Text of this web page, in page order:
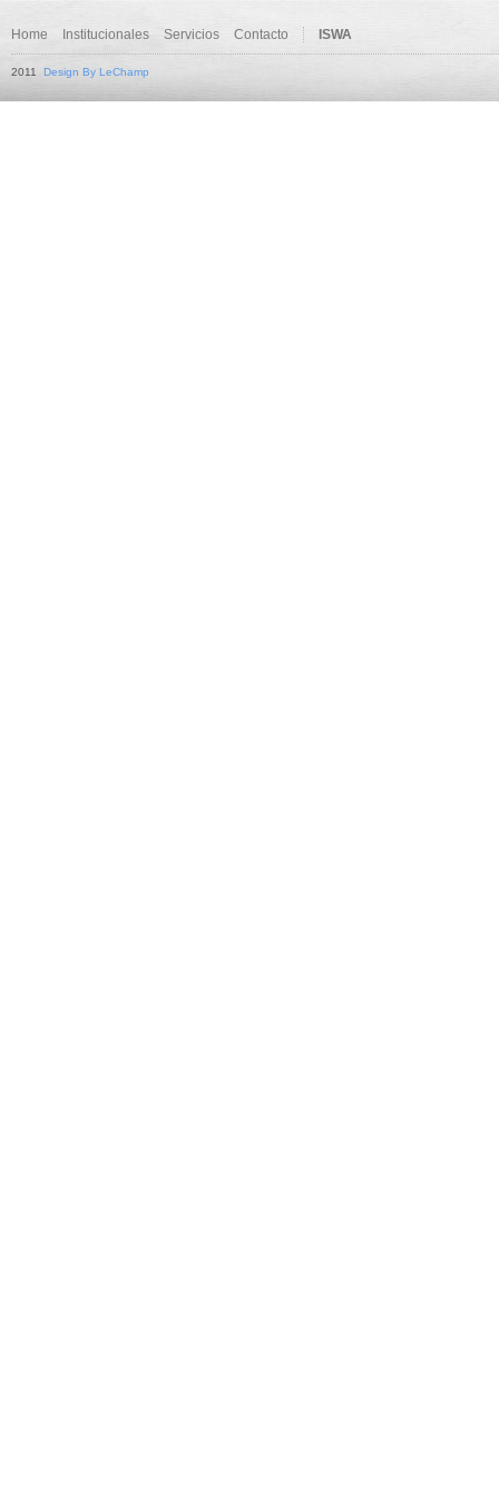
Home Institucionales Servicios Contacto ISWA
2011 Design By LeChamp